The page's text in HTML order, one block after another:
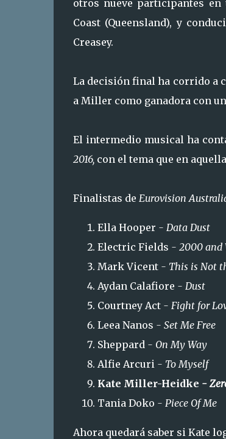
otros nueve participantes
Coast (Queensland), y
Creasey.
La decisión final ha corrido a
a Miller como ganadora con
El intermedio musical ha
2016, con el tema que en
Finalistas de Eurovision
Ella Hooper - Data Dust
Electric Fields - 2000 and
Mark Vicent- This is Not
Aydan Calafiore - Dust
Courtney Act- Fight for
Leea Nanos - Set Me Free
Sheppard- On My Way
Alfie Arcuri- To Myself
Kate Miller-Heidke -
Tania Doko - Piece Of Me
Ahora quedará saber si Kate